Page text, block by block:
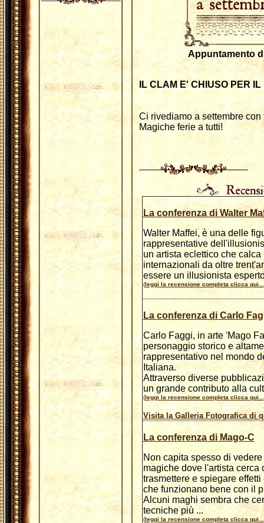
Appuntamento
IL CLAM E' CHIUSO PER
Ci rivediamo a settembre
Magiche ferie a tutti!
La conferenza di Walter
Walter Maffei, è una delle
rappresentative
un artista eclettico che calca
internazionali da oltre
essere un illusionista
(leggi la recensione completa clicca qui...
La conferenza di Carlo
Carlo Faggi, in arte 'Mago
personaggio storico e
rappresentativo nel mondo
Italiana.
Attraverso diverse
un grande contributo alla
(leggi la recensione completa clicca qui...
Visita la Galleria Fotografica di
La conferenza di Mago-C
Non capita spesso di
magiche dove l'artista cerca
trasmettere e spiegare
che funzionano bene con il
Alcuni maghi sembra che
tecniche più ...
(leggi la recensione completa clicca qui...